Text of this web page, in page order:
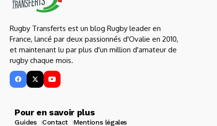
Rugby Transferts est un blog Rugby leader en
France, lancé par deux passionnés d'Ovalie en 2010,
et maintenant lu par plus d'un million d'amateur de
rugby chaque mois.
Pour en savoir plus
Guides Contact Mentions légales